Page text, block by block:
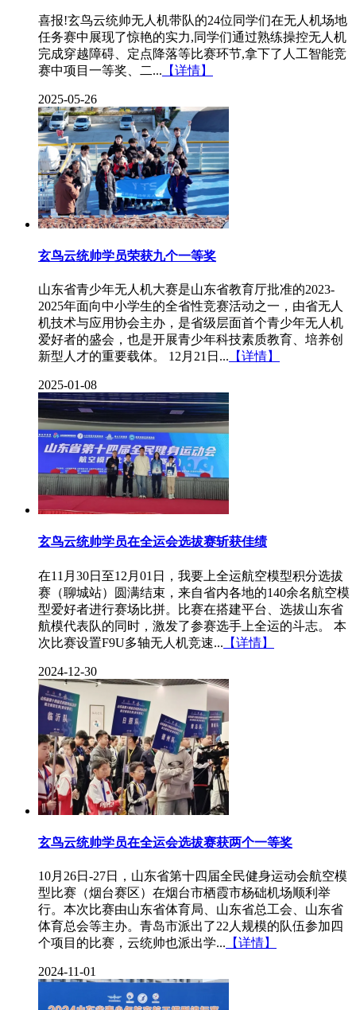
喜报!玄鸟云统帅无人机带队的24位同学们在无人机场地
任务赛中展现了惊艳的实力,同学们通过熟练操控无人机
完成穿越障碍、定点降落等比赛环节,拿下了人工智能竞
赛中项目一等奖、二... 【详情】
2025-05-26
玄鸟云统帅学员荣获九个一等奖
山东省青少年无人机大赛是山东省教育厅批准的2023-
2025年面向中小学生的全省性竞赛活动之一，由省无人
机技术与应用协会主办，是省级层面首个青少年无人机
爱好者的盛会，也是开展青少年科技素质教育、培养创
新型人才的重要载体。 12月21日... 【详情】
2025-01-08
玄鸟云统帅学员在全运会选拔赛斩获佳绩
在11月30日至12月01日，我要上全运航空模型积分选拔
赛（聊城站）圆满结束，来自省内各地的140余名航空模
型爱好者进行赛场比拼。比赛在搭建平台、选拔山东省
航模代表队的同时，激发了参赛选手上全运的斗志。 本
次比赛设置F9U多轴无人机竞速... 【详情】
2024-12-30
玄鸟云统帅学员在全运会选拔赛获两个一等奖
10月26日-27日，山东省第十四届全民健身运动会航空模
型比赛（烟台赛区）在烟台市栖霞市杨础机场顺利举
行。本次比赛由山东省体育局、山东省总工会、山东省
体育总会等主办。青岛市派出了22人规模的队伍参加四
个项目的比赛，云统帅也派出学... 【详情】
2024-11-01